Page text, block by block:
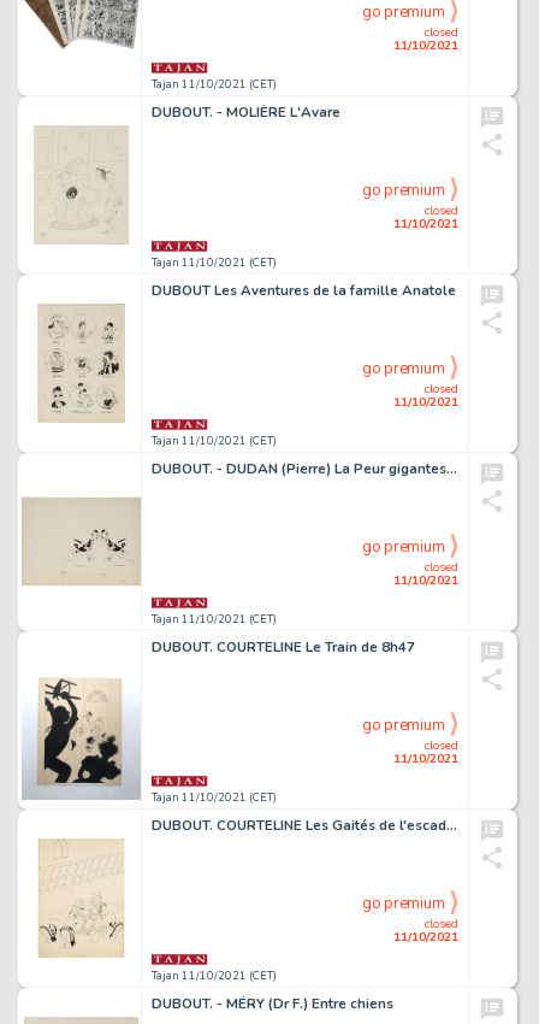
Tajan 11/10/2021 (CET)
closed
11/10/2021
go premium
DUBOUT. - MOLIÈRE L'Avare
Tajan 11/10/2021 (CET)
closed
11/10/2021
go premium
DUBOUT Les Aventures de la famille Anatole
Tajan 11/10/2021 (CET)
closed
11/10/2021
go premium
DUBOUT. - DUDAN (Pierre) La Peur gigantesque de Monsieur Médiocre
Tajan 11/10/2021 (CET)
closed
11/10/2021
go premium
DUBOUT. COURTELINE Le Train de 8h47
Tajan 11/10/2021 (CET)
closed
11/10/2021
go premium
DUBOUT. COURTELINE Les Gaités de l'escadron
Tajan 11/10/2021 (CET)
closed
11/10/2021
go premium
DUBOUT. - MÉRY (Dr F.) Entre chiens